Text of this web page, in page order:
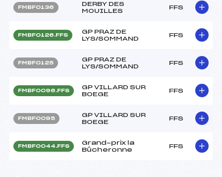
FMBF0136
DERBY DES
MOUILLES
FFS
FMBF0126.FFS
GP PRAZ DE
LYS/SOMMAND
FFS
FMBF0125
GP PRAZ DE
LYS/SOMMAND
FFS
FMBF0096.FFS
GP VILLARD SUR
BOEGE
FFS
FMBF0095
GP VILLARD SUR
BOEGE
FFS
FMBF0044.FFS
Grand-prix la
Bûcheronne
FFS